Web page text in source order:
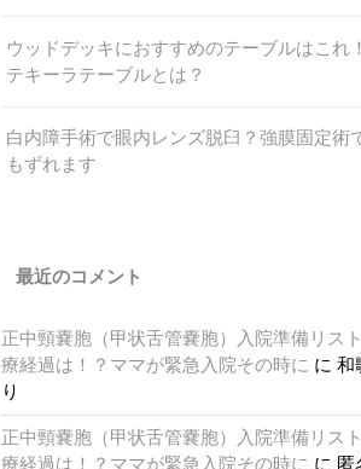
ウッドデッキにおすすめのテーブルはこれ！
テキーラテーブルとは？
白内障手術で眼内レンズ脱臼？強膜固定術
もずれます
最近のコメント
正中頸嚢胞（甲状舌管嚢胞）入院準備リス
療経過は！？ママが緊急入院その時に に 和
り
正中頸嚢胞（甲状舌管嚢胞）入院準備リス
療経過は！？ママが緊急入院その時に に 匿